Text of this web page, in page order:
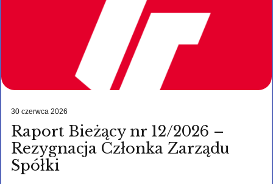
30 czerwca 2026
Raport Bieżący nr 12/2026 –
Rezygnacja Członka Zarządu
Spółki